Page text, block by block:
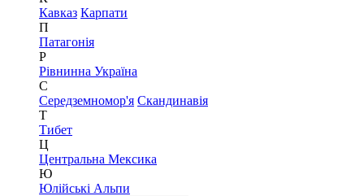
Кавказ Карпати
П
Патагонія
Р
Рівнинна Україна
С
Середземномор'я Скандинавія
Т
Тибет
Ц
Центральна Мексика
Ю
Юлійські Альпи